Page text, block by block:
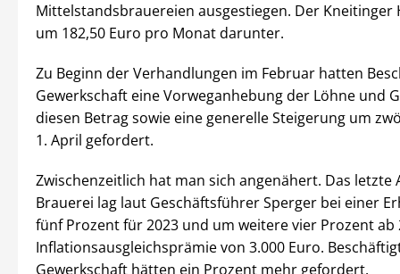
Mittelstandsbrauereien ausgestiegen. Der Kneitinger
um 182,50 Euro pro Monat darunter.
Zu Beginn der Verhandlungen im Februar hatten
Gewerkschaft eine Vorweganhebung der Löhne und
diesen Betrag sowie eine generelle Steigerung um
1. April gefordert.
Zwischenzeitlich hat man sich angenähert. Das letzte
Brauerei lag laut Geschäftsführer Sperger bei einer
fünf Prozent für 2023 und um weitere vier Prozent ab
Inflationsausgleichsprämie von 3.000 Euro.
Gewerkschaft hätten ein Prozent mehr gefordert.